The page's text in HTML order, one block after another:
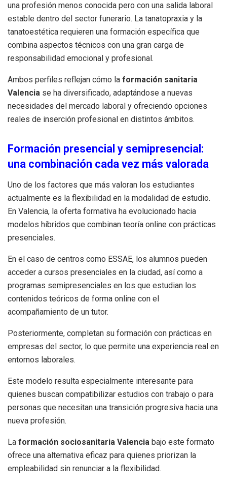
una profesión menos conocida pero con una salida laboral
estable dentro del sector funerario. La tanatopraxia y la
tanatoestética requieren una formación específica que
combina aspectos técnicos con una gran carga de
responsabilidad emocional y profesional.
Ambos perfiles reflejan cómo la formación sanitaria
Valencia se ha diversificado, adaptándose a nuevas
necesidades del mercado laboral y ofreciendo opciones
reales de inserción profesional en distintos ámbitos.
Formación presencial y semipresencial:
una combinación cada vez más valorada
Uno de los factores que más valoran los estudiantes
actualmente es la flexibilidad en la modalidad de estudio.
En Valencia, la oferta formativa ha evolucionado hacia
modelos híbridos que combinan teoría online con prácticas
presenciales.
En el caso de centros como ESSAE, los alumnos pueden
acceder a cursos presenciales en la ciudad, así como a
programas semipresenciales en los que estudian los
contenidos teóricos de forma online con el
acompañamiento de un tutor.
Posteriormente, completan su formación con prácticas en
empresas del sector, lo que permite una experiencia real en
entornos laborales.
Este modelo resulta especialmente interesante para
quienes buscan compatibilizar estudios con trabajo o para
personas que necesitan una transición progresiva hacia una
nueva profesión.
La formación sociosanitaria Valencia bajo este formato
ofrece una alternativa eficaz para quienes priorizan la
empleabilidad sin renunciar a la flexibilidad.